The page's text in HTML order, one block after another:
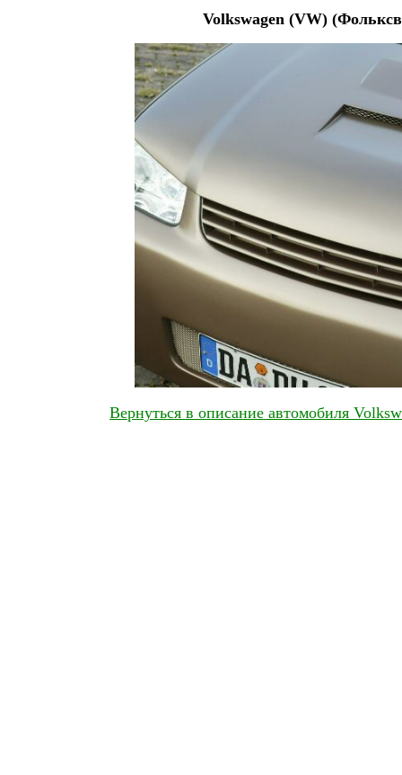
Volkswagen (VW)
Вернуться в описание автомобиля